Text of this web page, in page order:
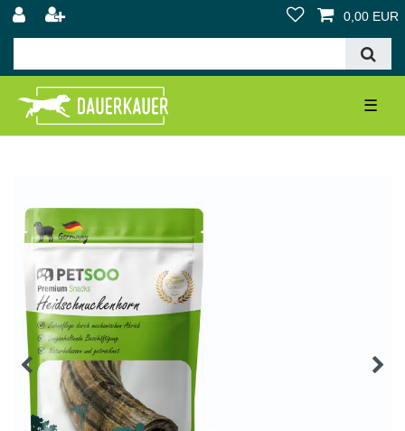
0,00 EUR
☰